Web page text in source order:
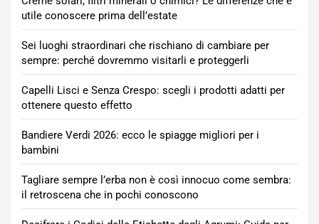
utile conoscere prima dell’estate
Sei luoghi straordinari che rischiano di cambiare per
sempre: perché dovremmo visitarli e proteggerli
Capelli Lisci e Senza Crespo: scegli i prodotti adatti per
ottenere questo effetto
Bandiere Verdi 2026: ecco le spiagge migliori per i
bambini
Tagliare sempre l’erba non è così innocuo come sembra:
il retroscena che in pochi conoscono